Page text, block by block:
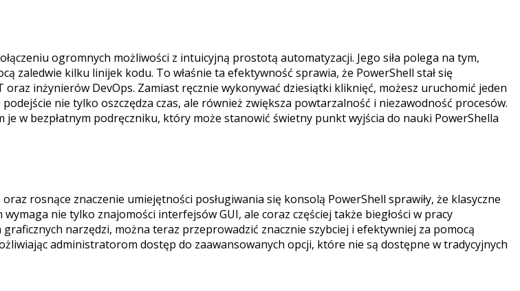
ogromnych możliwości z intuicyjną prostotą automatyzacji. Jego siła polega na tym,
zaledwie kilku linijek kodu. To właśnie ta efektywność sprawia, że PowerShell stał się
inżynierów DevOps. Zamiast ręcznie wykonywać dziesiątki kliknięć, możesz uruchomić jeden
nie tylko oszczędza czas, ale również zwiększa powtarzalność i niezawodność procesów.
w bezpłatnym podręczniku, który może stanowić świetny punkt wyjścia do nauki PowerShella
rosnące znaczenie umiejętności posługiwania się konsolą PowerShell sprawiły, że klasyczne
nie tylko znajomości interfejsów GUI, ale coraz częściej także biegłości w pracy
narzędzi, można teraz przeprowadzić znacznie szybciej i efektywniej za pomocą
administratorom dostęp do zaawansowanych opcji, które nie są dostępne w tradycyjnych